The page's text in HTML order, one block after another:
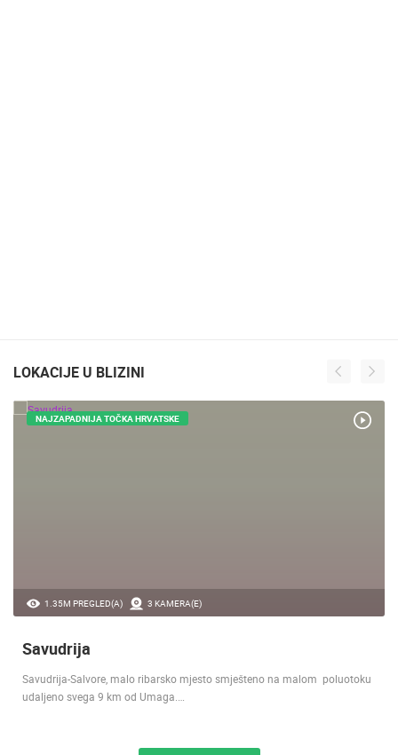
LOKACIJE U BLIZINI
1.35M PREGLED(A) 3 KAMERA(E)
NAJZAPADNIJA TOČKA HRVATSKE
Savudrija
Savudrija-Salvore, malo ribarsko mjesto smješteno na malom poluotoku
udaljeno svega 9 km od Umaga.…